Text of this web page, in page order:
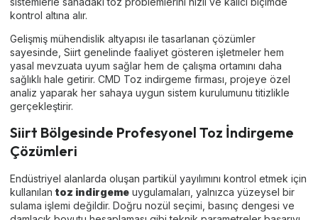
kontrol altına alır.
Gelişmiş mühendislik altyapısı ile tasarlanan çözümler
sayesinde, Siirt genelinde faaliyet gösteren işletmeler hem
yasal mevzuata uyum sağlar hem de çalışma ortamını daha
sağlıklı hale getirir. CMD Toz indirgeme firması, projeye özel
analiz yaparak her sahaya uygun sistem kurulumunu titizlikle
gerçekleştirir.
Siirt Bölgesinde Profesyonel Toz İndirgeme
Çözümleri
Endüstriyel alanlarda oluşan partikül yayılımını kontrol etmek için
kullanılan toz indirgeme uygulamaları, yalnızca yüzeysel bir
sulama işlemi değildir. Doğru nozül seçimi, basınç dengesi ve